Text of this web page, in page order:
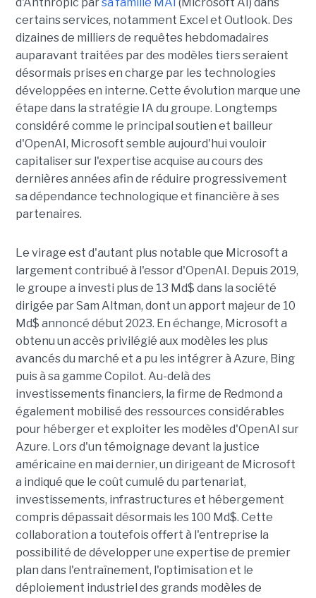
certains services, notamment Excel et Outlook. Des
dizaines de milliers de requêtes hebdomadaires
auparavant traitées par des modèles tiers seraient
désormais prises en charge par les technologies
développées en interne. Cette évolution marque une
étape dans la stratégie IA du groupe. Longtemps
considéré comme le principal soutien et bailleur
d'OpenAI, Microsoft semble aujourd'hui vouloir
capitaliser sur l'expertise acquise au cours des
dernières années afin de réduire progressivement
sa dépendance technologique et financière à ses
partenaires.
Le virage est d'autant plus notable que Microsoft a
largement contribué à l'essor d'OpenAI. Depuis 2019,
le groupe a investi plus de 13 Md$ dans la société
dirigée par Sam Altman, dont un apport majeur de 10
Md$ annoncé début 2023. En échange, Microsoft a
obtenu un accès privilégié aux modèles les plus
avancés du marché et a pu les intégrer à Azure, Bing
puis à sa gamme Copilot. Au-delà des
investissements financiers, la firme de Redmond a
également mobilisé des ressources considérables
pour héberger et exploiter les modèles d'OpenAI sur
Azure. Lors d'un témoignage devant la justice
américaine en mai dernier, un dirigeant de Microsoft
a indiqué que le coût cumulé du partenariat,
investissements, infrastructures et hébergement
compris dépassait désormais les 100 Md$. Cette
collaboration a toutefois offert à l'entreprise la
possibilité de développer une expertise de premier
plan dans l'entraînement, l'optimisation et le
déploiement industriel des grands modèles de